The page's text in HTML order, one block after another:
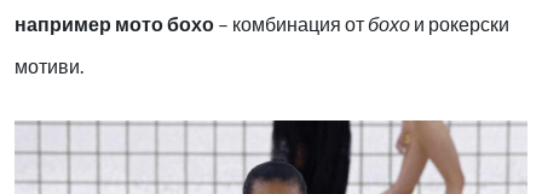
например мото бохо – комбинация отбохо и рокерски
мотиви.